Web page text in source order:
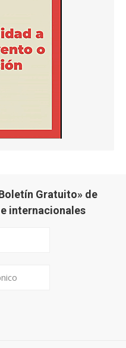
Gratuito» de
internacionales